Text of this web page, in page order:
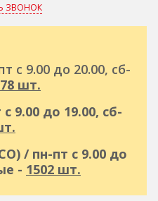
ЗВОНОК
с 9.00 до 20.00, сб-
шт.
9.00 до 19.00, сб-
/ пн-пт с 9.00 до
- 1502 шт.